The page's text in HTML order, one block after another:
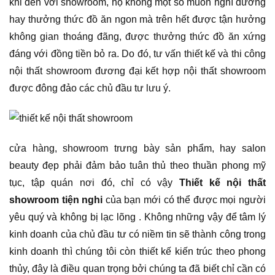
hay thưởng thức đồ ăn ngon mà trên hết được tận hưởng
không gian thoáng đãng, được thưởng thức đồ ăn xứng
đáng với đồng tiền bỏ ra. Do đó, tư vấn thiết kế và thi công
nội thất showroom đương đại kết hợp nội thất showroom
được đông đảo các chủ đầu tư lưu ý.
cửa hàng, showroom trưng bày sản phẩm, hay salon
beauty đẹp phải đảm bảo tuân thủ theo thuần phong mỹ
tục, tập quán nơi đó, chỉ có vậyThiết kế nội thất
showroom tiện nghi của bạn mới có thể được mọi người
yêu quý và không bị lạc lõng . Không những vậy để tâm lý
kinh doanh của chủ đầu tư có niềm tin sẽ thành công trong
kinh doanh thì chúng tôi còn thiết kế kiến trúc theo phong
thủy, đây là điều quan trọng bởi chúng ta đã biết chỉ cần có